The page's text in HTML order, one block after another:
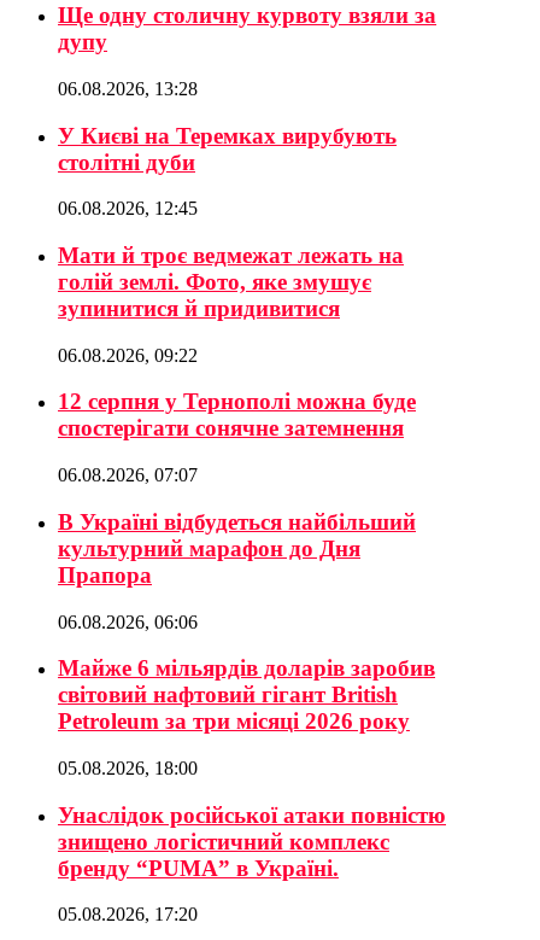
Ще одну столичну курвоту взяли за
дупу
06.08.2026, 13:28
У Києві на Теремках вирубують
столітні дуби
06.08.2026, 12:45
Мати й троє ведмежат лежать на
голій землі. Фото, яке змушує
зупинитися й придивитися
06.08.2026, 09:22
12 серпня у Тернополі можна буде
спостерігати сонячне затемнення
06.08.2026, 07:07
В Україні відбудеться найбільший
культурний марафон до Дня
Прапора
06.08.2026, 06:06
Майже 6 мільярдів доларів заробив
світовий нафтовий гігант British
Petroleum за три місяці 2026 року
05.08.2026, 18:00
Унаслідок російської атаки повністю
знищено логістичний комплекс
бренду “PUMA” в Україні.
05.08.2026, 17:20